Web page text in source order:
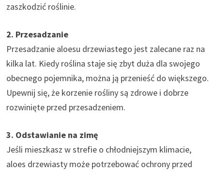
zaszkodzić roślinie.
2. Przesadzanie
Przesadzanie aloesu drzewiastego jest zalecane raz na
kilka lat. Kiedy roślina staje się zbyt duża dla swojego
obecnego pojemnika, można ją przenieść do większego.
Upewnij się, że korzenie rośliny są zdrowe i dobrze
rozwinięte przed przesadzeniem.
3. Odstawianie na zimę
Jeśli mieszkasz w strefie o chłodniejszym klimacie,
aloes drzewiasty może potrzebować ochrony przed